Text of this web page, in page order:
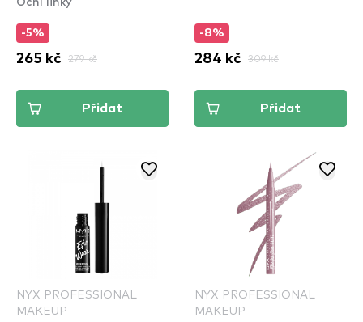
-5%
265 kč 279 kč
Přidat
-8%
284 kč 309 kč
Přidat
NYX PROFESSIONAL
MAKEUP
NYX PROFESSIONAL
MAKEUP